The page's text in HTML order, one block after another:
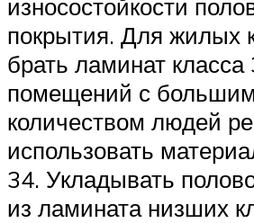
износостойкости
покрытия. Для жилых
брать ламинат
помещений с большим
количеством людей
использовать
34. Укладывать
из ламината низших